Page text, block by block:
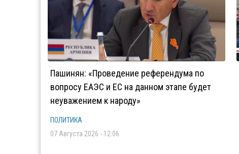
Пашинян: «Проведение референдума по
вопросу ЕАЭС и ЕС на данном этапе будет
неуважением к народу»
ПОЛИТИКА
07 Августа 2026 - 12:06